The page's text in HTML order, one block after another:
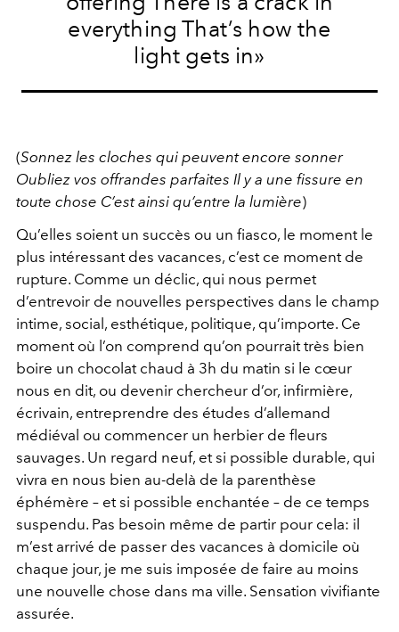
everything That’s how the
light gets in»
(Sonnez les cloches qui peuvent encore sonner
Oubliez vos offrandes parfaites Il y a une fissure en
toute chose C’est ainsi qu’entre la lumière)
Qu’elles soient un succès ou un fiasco, le moment le
plus intéressant des vacances, c’est ce moment de
rupture. Comme un déclic, qui nous permet
d’entrevoir de nouvelles perspectives dans le champ
intime, social, esthétique, politique, qu’importe. Ce
moment où l’on comprend qu’on pourrait très bien
boire un chocolat chaud à 3h du matin si le cœur
nous en dit, ou devenir chercheur d’or, infirmière,
écrivain, entreprendre des études d’allemand
médiéval ou commencer un herbier de fleurs
sauvages. Un regard neuf, et si possible durable, qui
vivra en nous bien au-delà de la parenthèse
éphémère – et si possible enchantée – de ce temps
suspendu. Pas besoin même de partir pour cela: il
m’est arrivé de passer des vacances à domicile où
chaque jour, je me suis imposée de faire au moins
une nouvelle chose dans ma ville. Sensation vivifiante
assurée.